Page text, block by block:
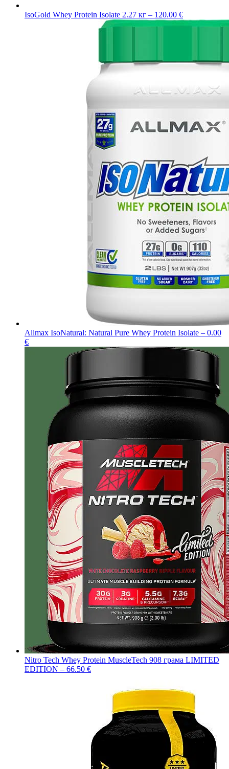
IsoGold Whey Protein Isolate 2.27 кг – 120.00 €
Allmax IsoNatural: Natural Pure Whey Protein Isolate – 0.00
€
Nitro Tech Whey Protein MuscleTech 908 грама LIMITED
EDITION – 66.50 €